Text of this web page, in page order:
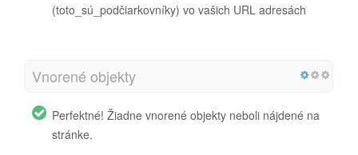
(toto_sú_podčiarkovníky) vo vašich URL adresách
Vnorené objekty
Perfektné! Žiadne vnorené objekty neboli nájdené na
stránke.